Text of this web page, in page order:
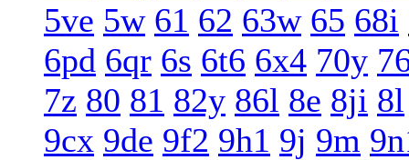
5ve 5w 61 62 63w 65 68i
6pd 6qr 6s 6t6 6x4 70y
7z 80 81 82y 86l 8e 8ji 8l
9cx 9de 9f2 9h1 9j 9m